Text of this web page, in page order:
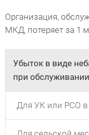
Организация,
МКД, потеряет за 1
Убыток в виде
при
Для УК или РСО в